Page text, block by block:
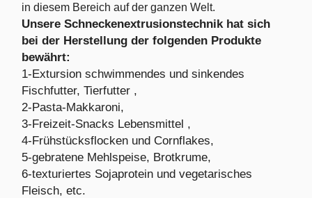
in diesem Bereich auf der ganzen Welt.
Unsere Schneckenextrusionstechnik hat sich
bei der Herstellung der folgenden Produkte
bewährt:
1-Extursion schwimmendes und sinkendes
Fischfutter, Tierfutter ,
2-Pasta-Makkaroni,
3-Freizeit-Snacks Lebensmittel ,
4-Frühstücksflocken und Cornflakes,
5-gebratene Mehlspeise, Brotkrume,
6-texturiertes Sojaprotein und vegetarisches
Fleisch, etc.